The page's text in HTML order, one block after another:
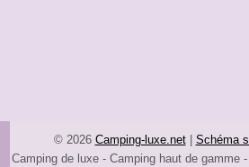
© 2026 Camping-luxe.net| Schéma
Camping de luxe - Camping haut de gamme